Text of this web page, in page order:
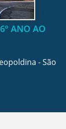
ANO AO
- São